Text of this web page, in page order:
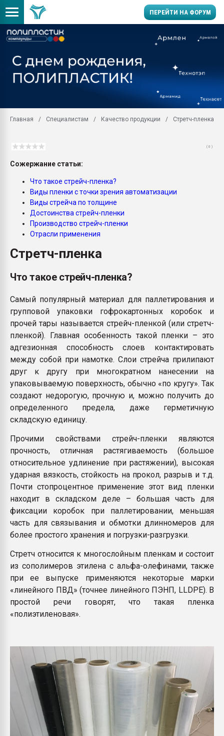
ПЕРЕЙТИ НА ФОРУМ
умельцы изготовили
Продажа готового
производство SPC
ближайшее
Главная Специалистам Качество продукции Стретч-пленка
( 0 )
Сожержание статьи:
Что такое стрейч-пленка?
Виды пленки с точки зрения автоматизации
Виды стрейча по толщине
Достоинства стрейч-пленки
Производство стрейч-пленки
Отрасли применения
Стретч-пленка
Что такое стрейч-пленка?
Самый популярный материал для паллетирования и
групповой упаковки гофрокартонных коробок и
прочей тары называется стрейч-пленкой (или стретч-
пленкой). Главная особенность такой пленки – это
адгезионная способность слоев контактировать
между собой при намотке. Слои стрейча прилипают
друг к другу при многократном нанесении на
упаковываемую поверхность, обычно «по кругу». Так
создают недорогую, прочную и, можно получить до
определенного предела, даже герметичную
складскую единицу.
Прочими свойствами стрейч-пленки являются
прочность, отличная растягиваемость (большое
относительное удлинение при растяжении), высокая
ударная вязкость, стойкость на прокол, разрыв и т.д.
Почти стопроцентное применение этот вид пленки
находит в складском деле – большая часть для
фиксации коробок при паллетировании, меньшая
часть для связывания и обмотки длинномеров для
более простого хранения и погрузки-разгрузки.
Стретч относится к многослойным пленкам и состоит
из сополимеров этилена с альфа-олефинами, также
при ее выпуске применяются некоторые марки
«линейного ПВД» (точнее линейного ПЭНП, LLDPE). В
простой речи говорят, что такая пленка
«полиэтиленовая».